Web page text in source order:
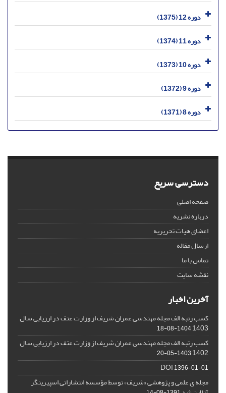
دوره 12 (1375)
دوره 11 (1374)
دوره 10 (1373)
دوره 9 (1372)
دوره 8 (1371)
دسترسی سریع
صفحه اصلی
درباره نشریه
اعضای هیات تحریریه
ارسال مقاله
تماس با ما
نقشه سایت
آخرین اخبار
کسب رتبه الف مجله مهندسی عمران شریف از وزارت عتف در ارزیابی سال
1403
1404-08-18
کسب رتبه الف مجله مهندسی عمران شریف از وزارت عتف در ارزیابی سال
1402
1403-05-20
DOI1396-01-01
مجله ی علمی و پژوهشی «شریف» توسط مؤسسه انتشاراتی اسپیرینگر